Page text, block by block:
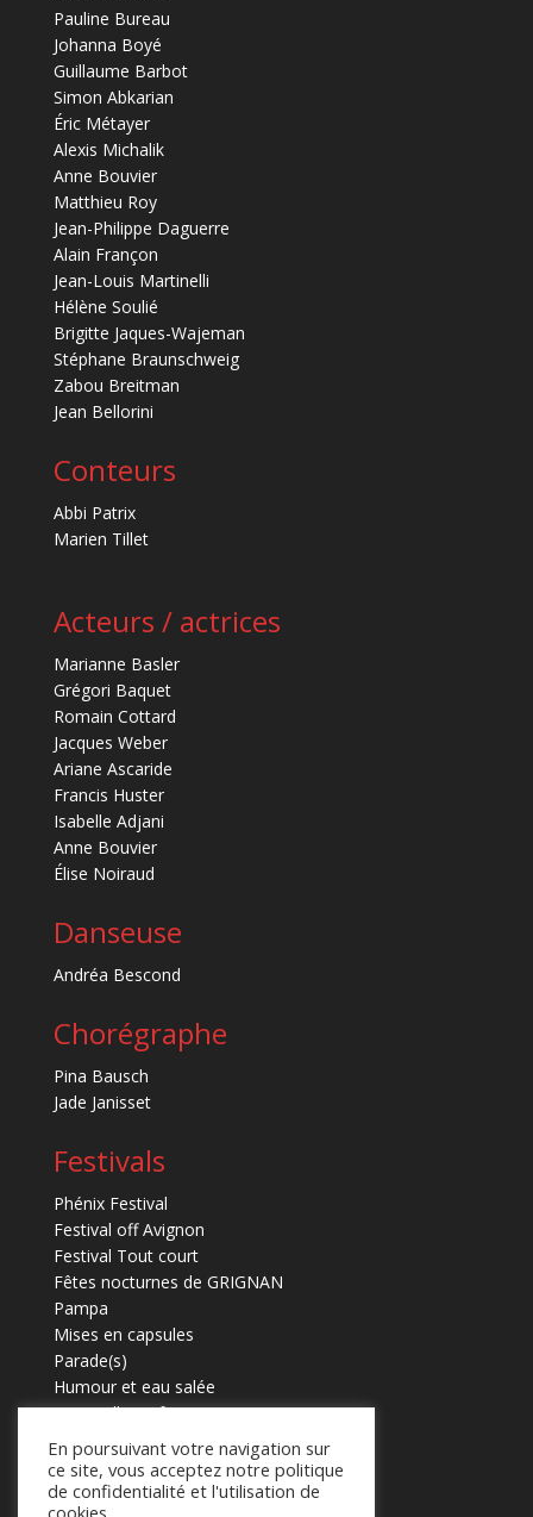
Pauline Bureau
Johanna Boyé
Guillaume Barbot
Simon Abkarian
Éric Métayer
Alexis Michalik
Anne Bouvier
Matthieu Roy
Jean-Philippe Daguerre
Alain Françon
Jean-Louis Martinelli
Hélène Soulié
Brigitte Jaques-Wajeman
Stéphane Braunschweig
Zabou Breitman
Jean Bellorini
Conteurs
Abbi Patrix
Marien Tillet
Acteurs / actrices
Marianne Basler
Grégori Baquet
Romain Cottard
Jacques Weber
Ariane Ascaride
Francis Huster
Isabelle Adjani
Anne Bouvier
Élise Noiraud
Danseuse
Andréa Bescond
Chorégraphe
Pina Bausch
Jade Janisset
Festivals
Phénix Festival
Festival off Avignon
Festival Tout court
Fêtes nocturnes de GRIGNAN
Pampa
Mises en capsules
Parade(s)
Humour et eau salée
Marmaille en fugues
En poursuivant votre navigation sur
ce site, vous acceptez notre politique
de confidentialité et l'utilisation de